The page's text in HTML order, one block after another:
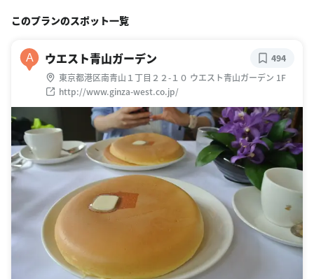
このプランのスポット一覧
A ウエスト青山ガーデン
東京都港区南青山１丁目２２-１０ ウエスト青山ガーデン 1F
http://www.ginza-west.co.jp/
494